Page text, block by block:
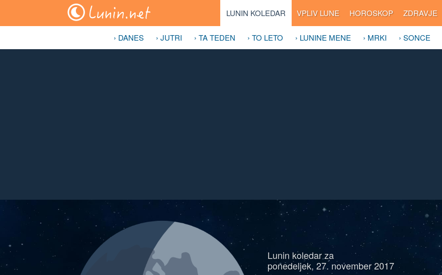
LUNIN KOLEDAR VPLIV LUNE HOROSKOP ZDRAVJE
› DANES › JUTRI › TA TEDEN › TO LETO › LUNINE MENE › MRKI › SONCE
Lunin koledar za
ponedeljek, 27. november 2017